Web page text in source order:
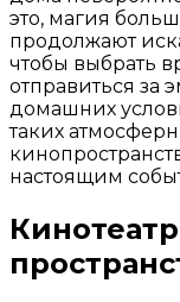
это, магия
продолжают
чтобы выбрать
отправиться за
домашних
таких
настоящим